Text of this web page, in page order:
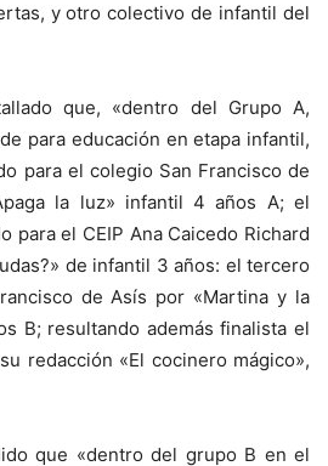
y otro colectivo de infantil del
que, «dentro del Grupo A,
para educación en etapa infantil,
para el colegio San Francisco de
la luz» infantil 4 años A; el
para el CEIP Ana Caicedo Richard
de infantil 3 años: el tercero
de Asís por «Martina y la
B; resultando además finalista el
redacción «El cocinero mágico»,
que «dentro del grupo B en el